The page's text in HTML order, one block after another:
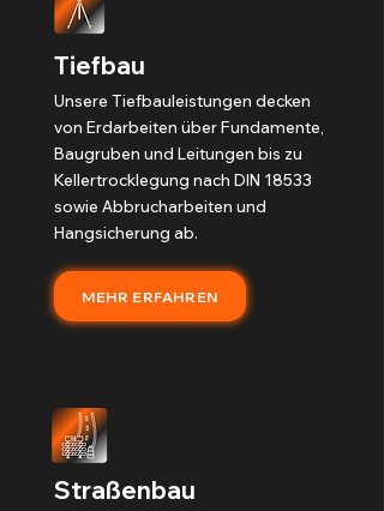
Tiefbau
Unsere Tiefbauleistungen decken
von Erdarbeiten über Fundamente,
Baugruben und Leitungen bis zu
Kellertrocklegung nach DIN 18533
sowie Abbrucharbeiten und
Hangsicherung ab.
MEHR ERFAHREN
Straßenbau